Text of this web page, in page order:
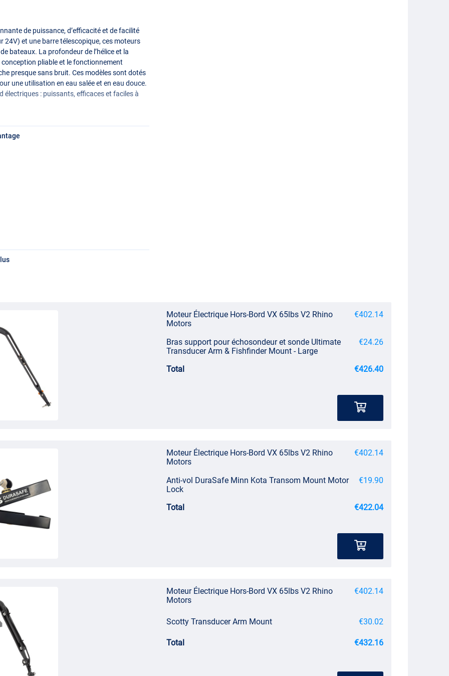
de puissance, d’efficacité et de facilité
24V) et une barre télescopique, ces moteurs
bateaux. La profondeur de l’hélice et la
pliable et le fonctionnement
presque sans bruit. Ces modèles sont dotés
une utilisation en eau salée et en eau douce.
électriques : puissants, efficaces et faciles à
canoës, bateaux à rames et bateaux de
voiliers, bateaux à rames et bateaux de
voiliers, bateaux à rames et bateaux de
Moteur Électrique Hors-Bord VX 65lbs V2 Rhino
Motors
€402.14
Bras support pour échosondeur et sonde Ultimate
Transducer Arm & Fishfinder Mount - Large
€24.26
Total €426.40
Moteur Électrique Hors-Bord VX 65lbs V2 Rhino
Motors
€402.14
Anti-vol DuraSafe Minn Kota Transom Mount Motor
Lock
€19.90
Total €422.04
Moteur Électrique Hors-Bord VX 65lbs V2 Rhino
Motors
€402.14
Scotty Transducer Arm Mount €30.02
Total €432.16